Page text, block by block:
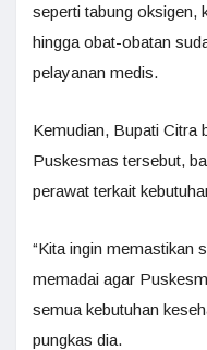
seperti tabung oksigen,
hingga obat-obatan
pelayanan medis.
Kemudian, Bupati Citra
Puskesmas tersebut,
perawat terkait
“Kita ingin memastikan
memadai agar
semua kebutuhan
pungkas dia.